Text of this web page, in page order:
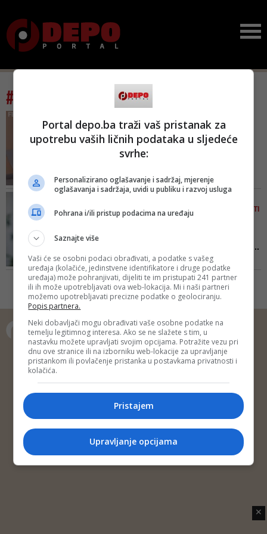
#tag: maligna oboljenja
KAMPANJA
Otežan rad Roditeljske
Jedan od načina kako pomoći
Udruženju je pozivom na
se doniraju 2 KM ili direktnim
POJAŠNJAVA (NE)LOGIČNOSTI
koliko je zaista ljudi umrl...
Prema riječima prof. dr. Elmira
Jahića, jednog od naših
najuspješnijih kardiologa,
rezultati nove američke studije
zanemarivanju kardiovaskularnih
oboljenja tokom pandemije,
odnosno grupe oboljenja koja su
prva na listi smrtnost...
Copyright © 2014 Depo Portal
Impressum
Kontakt Marketing
Privatnost korisnika
✕
Portal depo.ba traži vaš pristanak za
upotrebu vaših ličnih podataka u sljedeće
svrhe:
Personalizirano oglašavanje i sadržaj, mjerenje
oglašavanja i sadržaja, uvidi u publiku i razvoj usluga
Pohrana i/ili pristup podacima na uređaju
Saznajte više
Vaši će se osobni podaci obrađivati, a podatke s vašeg
uređaja (kolačiće, jedinstvene identifikatore i druge podatke
uređaja) može pohranjivati, dijeliti te im pristupati 241 partner
ili ih može upotrebljavati ova web-lokacija. Mi i naši partneri
možemo upotrebljavati precizne podatke o geolociranju.
Popis partnera.
Neki dobavljači mogu obrađivati vaše osobne podatke na
temelju legitimnog interesa. Ako se ne slažete s tim, u
nastavku možete upravljati svojim opcijama. Potražite vezu pri
dnu ove stranice ili na izborniku web-lokacije za upravljanje
pristankom ili povlačenje pristanka u postavkama privatnosti i
kolačića.
Pristajem
Upravljanje opcijama